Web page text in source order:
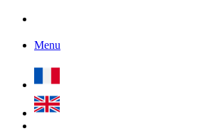
Menu